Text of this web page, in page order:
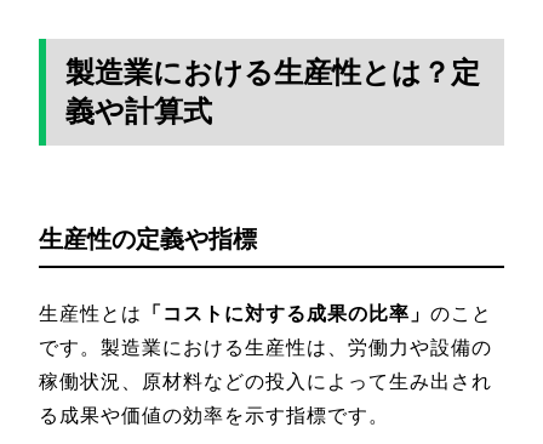
製造業における生産性とは？定
義や計算式
生産性の定義や指標
生産性とは 「コストに対する成果の比率」 のこと
です。製造業における生産性は、労働力や設備の
稼働状況、原材料などの投入によって生み出され
る成果や価値の効率を示す指標です。